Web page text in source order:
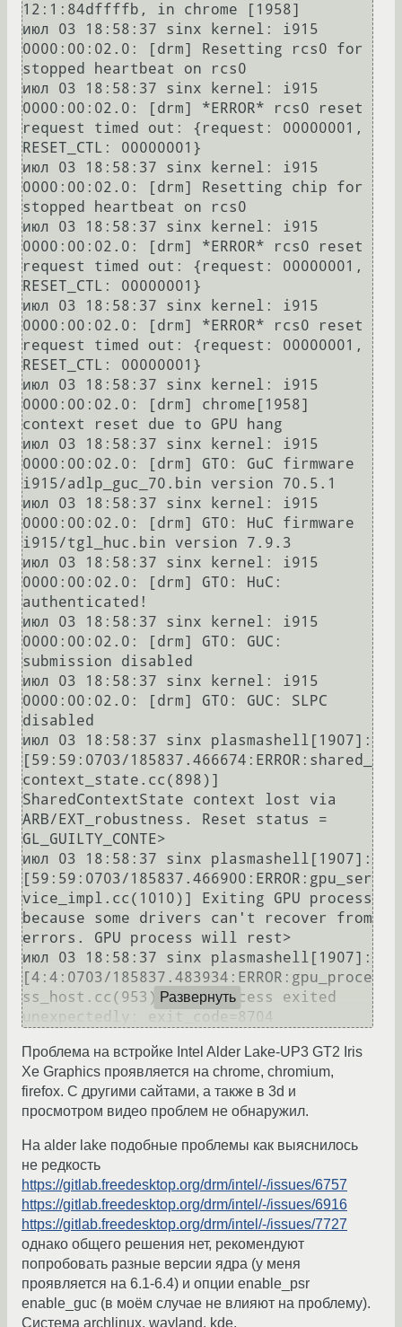
12:1:84dffffb, in chrome [1958]
июл 03 18:58:37 sinx kernel: i915
0000:00:02.0: [drm] Resetting rcs0 for
stopped heartbeat on rcs0
июл 03 18:58:37 sinx kernel: i915
0000:00:02.0: [drm] *ERROR* rcs0 reset
request timed out: {request: 00000001,
RESET_CTL: 00000001}
июл 03 18:58:37 sinx kernel: i915
0000:00:02.0: [drm] Resetting chip for
stopped heartbeat on rcs0
июл 03 18:58:37 sinx kernel: i915
0000:00:02.0: [drm] *ERROR* rcs0 reset
request timed out: {request: 00000001,
RESET_CTL: 00000001}
июл 03 18:58:37 sinx kernel: i915
0000:00:02.0: [drm] *ERROR* rcs0 reset
request timed out: {request: 00000001,
RESET_CTL: 00000001}
июл 03 18:58:37 sinx kernel: i915
0000:00:02.0: [drm] chrome[1958]
context reset due to GPU hang
июл 03 18:58:37 sinx kernel: i915
0000:00:02.0: [drm] GT0: GuC firmware
i915/adlp_guc_70.bin version 70.5.1
июл 03 18:58:37 sinx kernel: i915
0000:00:02.0: [drm] GT0: HuC firmware
i915/tgl_huc.bin version 7.9.3
июл 03 18:58:37 sinx kernel: i915
0000:00:02.0: [drm] GT0: HuC:
authenticated!
июл 03 18:58:37 sinx kernel: i915
0000:00:02.0: [drm] GT0: GUC:
submission disabled
июл 03 18:58:37 sinx kernel: i915
0000:00:02.0: [drm] GT0: GUC: SLPC
disabled
июл 03 18:58:37 sinx plasmashell[1907]:
[59:59:0703/185837.466674:ERROR:shared_
context_state.cc(898)]
SharedContextState context lost via
ARB/EXT_robustness. Reset status =
GL_GUILTY_CONTE>
июл 03 18:58:37 sinx plasmashell[1907]:
[59:59:0703/185837.466900:ERROR:gpu_ser
vice_impl.cc(1010)] Exiting GPU process
because some drivers can't recover from
errors. GPU process will rest>
июл 03 18:58:37 sinx plasmashell[1907]:
[4:4:0703/185837.483934:ERROR:gpu_proce
ss_host.cc(953)] GPU process exited
Развернуть
Проблема на встройке Intel Alder Lake-UP3 GT2 Iris
Xe Graphics проявляется на chrome, chromium,
firefox. С другими сайтами, а также в 3d и
просмотром видео проблем не обнаружил.
На alder lake подобные проблемы как выяснилось
не редкость
https://gitlab.freedesktop.org/drm/intel/-/issues/6757
https://gitlab.freedesktop.org/drm/intel/-/issues/6916
https://gitlab.freedesktop.org/drm/intel/-/issues/7727
однако общего решения нет, рекомендуют
попробовать разные версии ядра (у меня
проявляется на 6.1-6.4) и опции enable_psr
enable_guc (в моём случае не влияют на проблему).
Система archlinux, wayland, kde.